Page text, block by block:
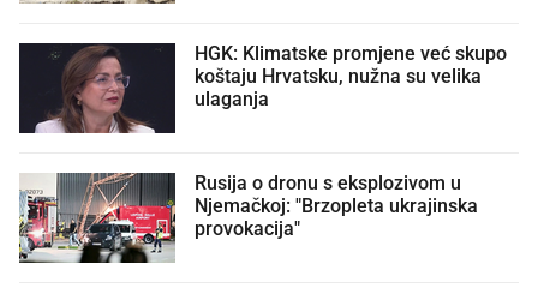
HGK: Klimatske promjene već skupo
koštaju Hrvatsku, nužna su velika
ulaganja
Rusija o dronu s eksplozivom u
Njemačkoj: "Brzopleta ukrajinska
provokacija"